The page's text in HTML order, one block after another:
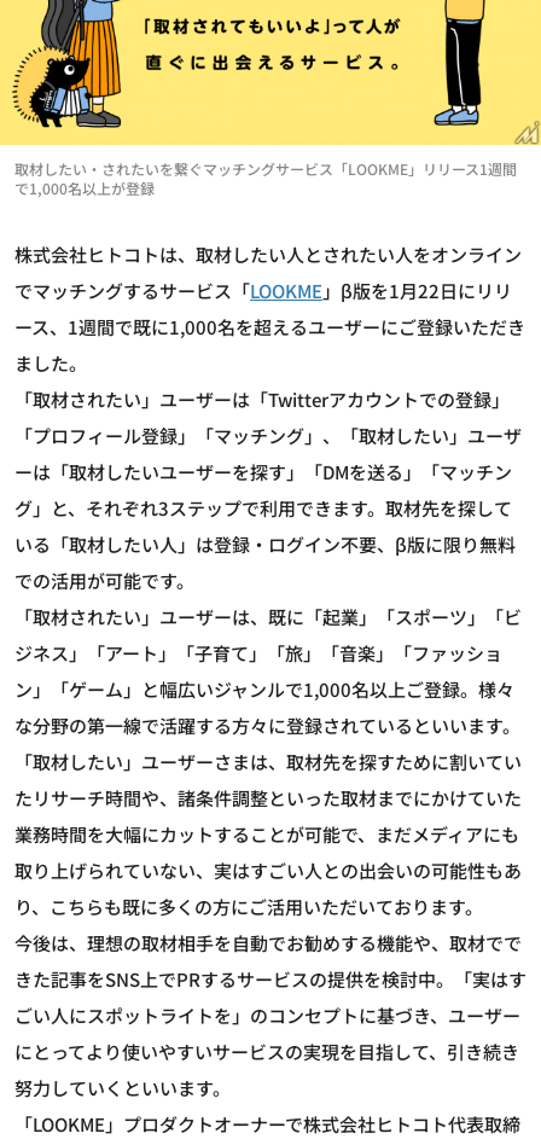
取材したい・されたいを繋ぐマッチングサービス「LOOKME」リリース1週間
で1,000名以上が登録
株式会社ヒトコトは、取材したい人とされたい人をオンライン
でマッチングするサービス「LOOKME 」β版を1月22日にリリ
ース、1週間で既に1,000名を超えるユーザーにご登録いただき
ました。
「取材されたい」ユーザーは「Twitterアカウントでの登録」
「プロフィール登録」「マッチング」、「取材したい」ユーザ
ーは「取材したいユーザーを探す」「DMを送る」「マッチン
グ」と、それぞれ3ステップで利用できます。取材先を探して
いる「取材したい人」は登録・ログイン不要、β版に限り無料
での活用が可能です。
「取材されたい」ユーザーは、既に「起業」「スポーツ」「ビ
ジネス」「アート」「子育て」「旅」「音楽」「ファッショ
ン」「ゲーム」と幅広いジャンルで1,000名以上ご登録。様々
な分野の第一線で活躍する方々に登録されているといいます。
「取材したい」ユーザーさまは、取材先を探すために割いてい
たリサーチ時間や、諸条件調整といった取材までにかけていた
業務時間を大幅にカットすることが可能で、まだメディアにも
取り上げられていない、実はすごい人との出会いの可能性もあ
り、こちらも既に多くの方にご活用いただいております。
今後は、理想の取材相手を自動でお勧めする機能や、取材でで
きた記事をSNS上でPRするサービスの提供を検討中。「実はす
ごい人にスポットライトを」のコンセプトに基づき、ユーザー
にとってより使いやすいサービスの実現を目指して、引き続き
努力していくといいます。
「LOOKME」プロダクトオーナーで株式会社ヒトコト代表取締